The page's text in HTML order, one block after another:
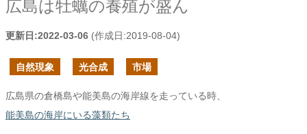
広島は牡蠣の養殖が盛ん
更新日:2022-03-06 (作成日:2019-08-04)
自然現象 光合成 市場
広島県の倉橋島や能美島の海岸線を走っている時、
能美島の海岸にいる藻類たち